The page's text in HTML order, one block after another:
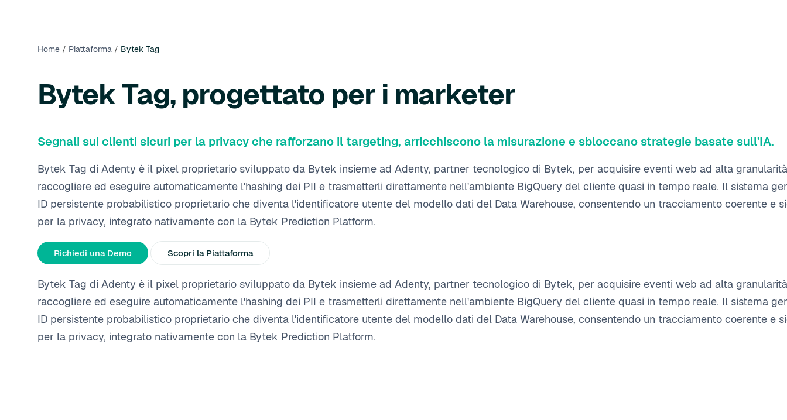
Home / Piattaforma / Bytek Tag
Bytek Tag, progettato per i marketer
Segnali sui clienti sicuri per la privacy che rafforzano il targeting, arricchiscono la misurazione e sbloccano strategie basate sull'IA.
Bytek Tag di Adenty è il pixel proprietario sviluppato da Bytek insieme ad Adenty, partner tecnologico di Bytek, per acquisire eventi web ad alta
raccogliere ed eseguire automaticamente l'hashing dei PII e trasmetterli direttamente nell'ambiente BigQuery del cliente quasi in tempo reale. Il sistema
ID persistente probabilistico proprietario che diventa l'identificatore utente del modello dati del Data Warehouse, consentendo un tracciamento coerente e
per la privacy, integrato nativamente con la Bytek Prediction Platform.
Richiedi una Demo Scopri la Piattaforma
Bytek Tag di Adenty è il pixel proprietario sviluppato da Bytek insieme ad Adenty, partner tecnologico di Bytek, per acquisire eventi web ad alta
raccogliere ed eseguire automaticamente l'hashing dei PII e trasmetterli direttamente nell'ambiente BigQuery del cliente quasi in tempo reale. Il sistema
ID persistente probabilistico proprietario che diventa l'identificatore utente del modello dati del Data Warehouse, consentendo un tracciamento coerente e
per la privacy, integrato nativamente con la Bytek Prediction Platform.